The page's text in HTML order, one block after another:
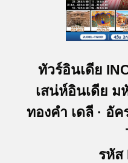
ทัวร์อินเดีย
เสน่ห์อินเดีย ม
ทองคำ เดลี · อั
รหัส